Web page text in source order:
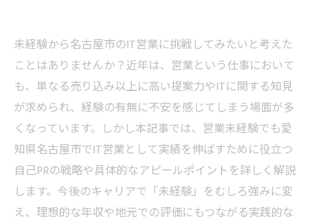
未経験から名古屋市のIT営業に挑戦してみたいと考えた
ことはありませんか？近年は、営業という仕事において
も、単なる売り込み以上に高い提案力やITに関する知見
が求められ、経験の有無に不安を感じてしまう場面が多
くなっています。しかし本記事では、営業未経験でも愛
知県名古屋市でIT営業として実績を伸ばすために役立つ
自己PRの戦略や具体的なアピールポイントを詳しく解説
します。今後のキャリアで「未経験」をむしろ強みに変
え、理想的な年収や地元での評価にもつながる実践的な